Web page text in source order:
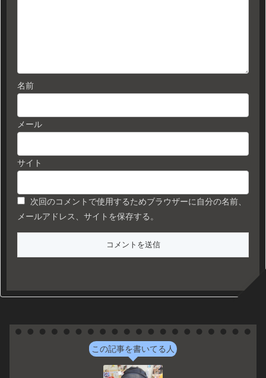
名前
メール
サイト
次回のコメントで使用するためブラウザーに自分の名前、
メールアドレス、サイトを保存する。
この記事を書いてる人